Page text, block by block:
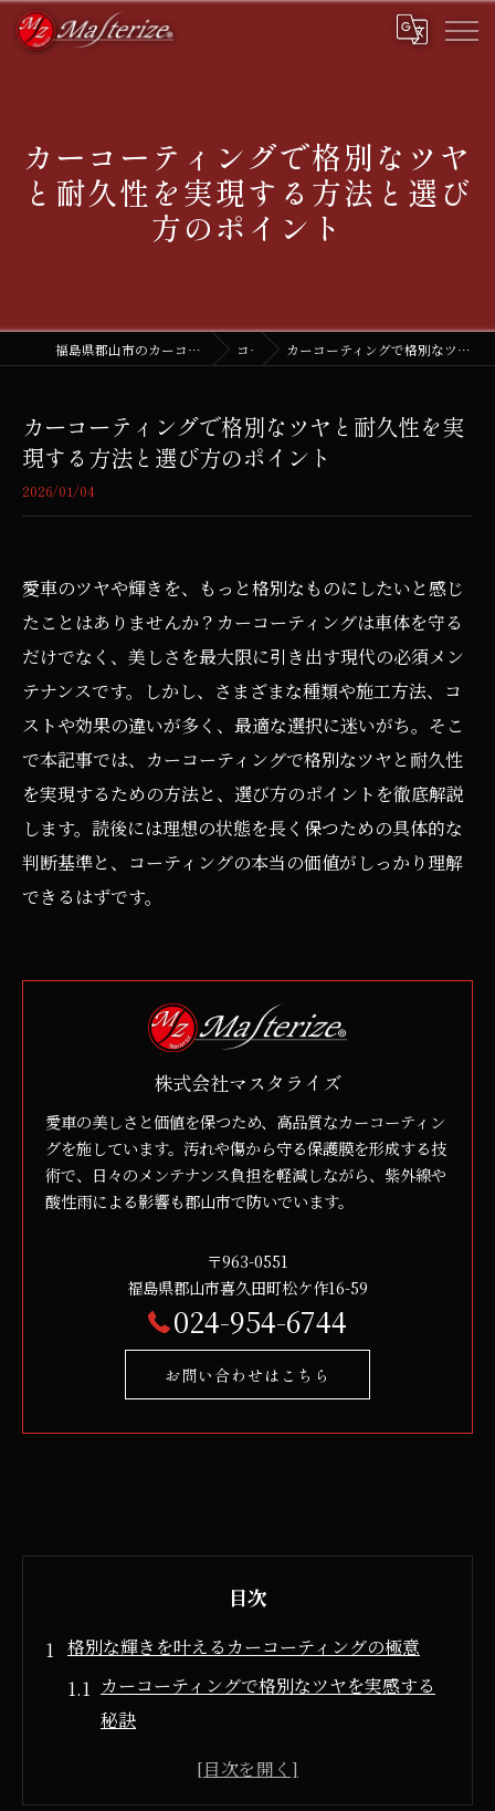
カーコーティングで格別なツヤ
と耐久性を実現する方法と選び
方のポイント
福島県郡山市のカーコーティングなら株式会社マスタライズ コラム カーコーティングで格別なツヤと耐久性を実現する方法と選び方のポイント
カーコーティングで格別なツヤと耐久性を実
現する方法と選び方のポイント
2026/01/04
愛車のツヤや輝きを、もっと格別なものにしたいと感じ
たことはありませんか？カーコーティングは車体を守る
だけでなく、美しさを最大限に引き出す現代の必須メン
テナンスです。しかし、さまざまな種類や施工方法、コ
ストや効果の違いが多く、最適な選択に迷いがち。そこ
で本記事では、カーコーティングで格別なツヤと耐久性
を実現するための方法と、選び方のポイントを徹底解説
します。読後には理想の状態を長く保つための具体的な
判断基準と、コーティングの本当の価値がしっかり理解
できるはずです。
株式会社マスタライズ
愛車の美しさと価値を保つため、高品質なカーコーティン
グを施しています。汚れや傷から守る保護膜を形成する技
術で、日々のメンテナンス負担を軽減しながら、紫外線や
酸性雨による影響も郡山市で防いでいます。
〒963-0551
福島県郡山市喜久田町松ケ作16-59
024-954-6744
お問い合わせはこちら
目次
格別な輝きを叶えるカーコーティングの極意
カーコーティングで格別なツヤを実感する
秘訣
輝きを最大化するカーコーティングの選択